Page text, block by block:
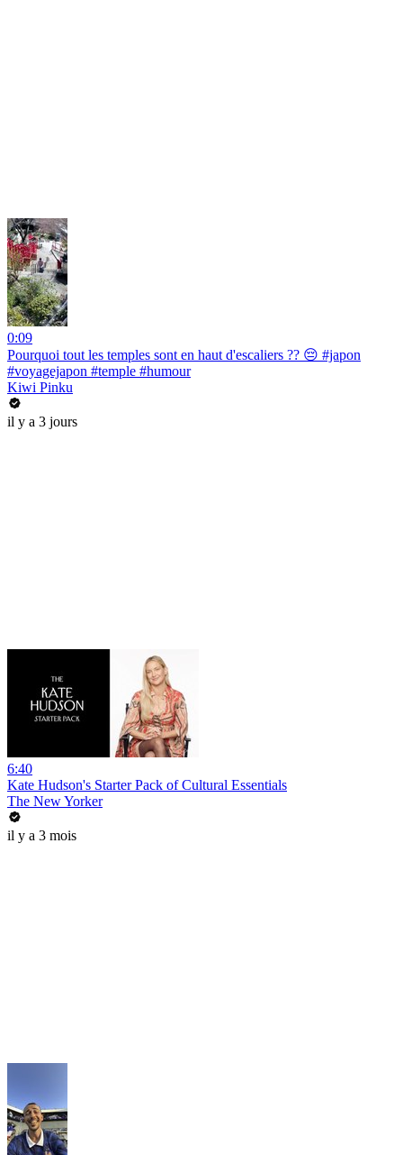
0:09
Pourquoi tout les temples sont en haut d'escaliers ?? 😔 #japon
#voyagejapon #temple #humour
Kiwi Pinku
il y a 3 jours
6:40
Kate Hudson's Starter Pack of Cultural Essentials
The New Yorker
il y a 3 mois